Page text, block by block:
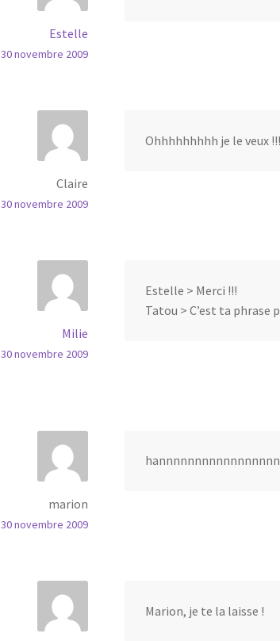
Estelle
30 novembre 2009
Claire
30 novembre 2009
Ohhhhhhhhh je le veux !!!
Milie
30 novembre 2009
Estelle > Merci !!!
Tatou > C’est ta phrase
marion
30 novembre 2009
Marion, je te la laisse !